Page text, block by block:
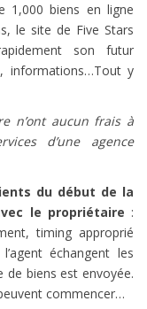
1,000 biens en ligne
le site de Five Stars
son futur
informations…Tout y
n’ont aucun frais à
d’une agence
du début de la
le propriétaire :
timing approprié
échangent les
de biens est envoyée.
commencer…